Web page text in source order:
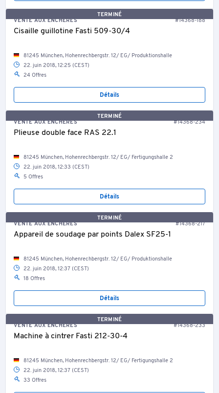
TERMINÉ
VENTE AUX ENCHÈRES
#14368-188
Cisaille guillotine Fasti 509-30/4
81245 München, Hohenrechbergstr. 12/ EG/ Produktionshalle
22. juin 2018, 12:25 (CEST)
24 Offres
Détails
TERMINÉ
VENTE AUX ENCHÈRES
#14368-234
Plieuse double face RAS 22.1
81245 München, Hohenrechbergstr. 12/ EG/ Fertigungshalle 2
22. juin 2018, 12:33 (CEST)
5 Offres
Détails
TERMINÉ
VENTE AUX ENCHÈRES
#14368-217
Appareil de soudage par points Dalex SF25-1
81245 München, Hohenrechbergstr. 12/ EG/ Produktionshalle
22. juin 2018, 12:37 (CEST)
18 Offres
Détails
TERMINÉ
VENTE AUX ENCHÈRES
#14368-233
Machine à cintrer Fasti 212-30-4
81245 München, Hohenrechbergstr. 12/ EG/ Fertigungshalle 2
22. juin 2018, 12:37 (CEST)
33 Offres